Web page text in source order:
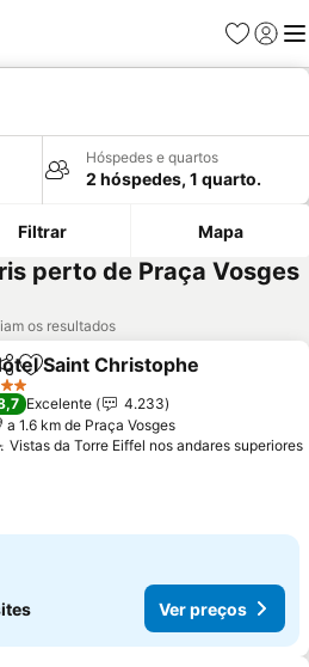
Favoritos
Iniciar
Hóspedes e quartos
2 hóspedes, 1 quarto.
Filtrar Mapa
perto de Praça Vosges
os resultados
Adicionar aos favoritos
Saint Christophe
Excelente
4.233
a 1.6 km de Praça Vosges
Vistas da Torre Eiffel nos andares superiores
Ver preços